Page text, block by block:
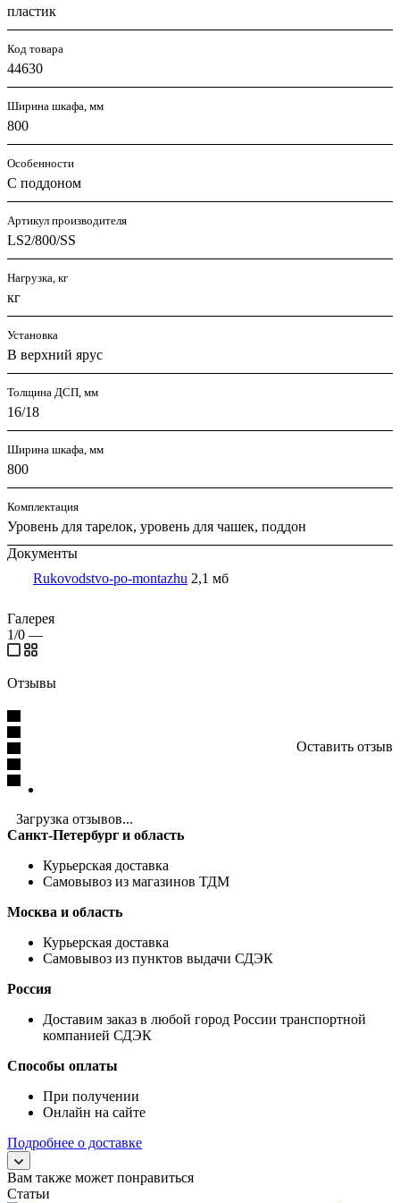
пластик
Код товара
44630
Ширина шкафа, мм
800
Особенности
С поддоном
Артикул производителя
LS2/800/SS
Нагрузка, кг
кг
Установка
В верхний ярус
Толщина ДСП, мм
16/18
Ширина шкафа, мм
800
Комплектация
Уровень для тарелок, уровень для чашек, поддон
Документы
Rukovodstvo-po-montazhu 2,1 мб
Галерея
1/0 —
Отзывы
Оставить отзыв
Загрузка отзывов...
Санкт-Петербург и область
Курьерская доставка
Самовывоз из магазинов ТДМ
Москва и область
Курьерская доставка
Самовывоз из пунктов выдачи СДЭК
Россия
Доставим заказ в любой город России транспортной
компанией СДЭК
Способы оплаты
При получении
Онлайн на сайте
Подробнее о доставке
Вам также может понравиться
Статьи